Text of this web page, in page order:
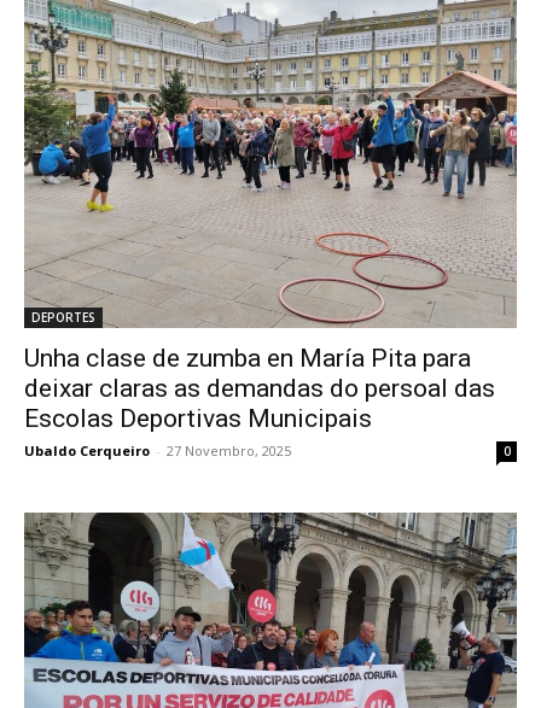
DEPORTES
Unha clase de zumba en María Pita para
deixar claras as demandas do persoal das
Escolas Deportivas Municipais
Ubaldo Cerqueiro - 27 Novembro, 2025 0